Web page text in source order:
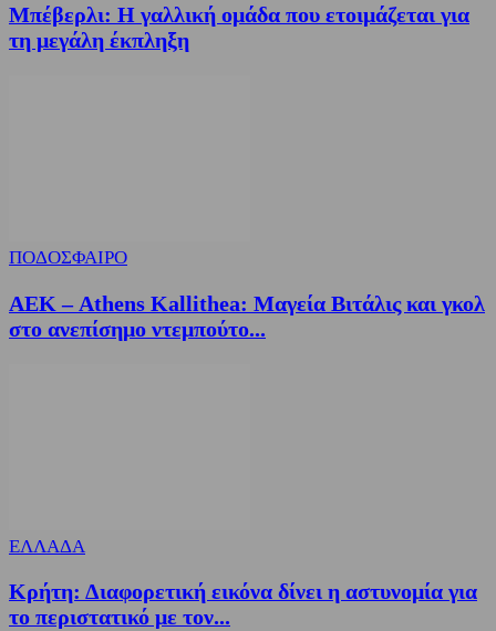
Μπέβερλι: Η γαλλική ομάδα που ετοιμάζεται για
τη μεγάλη έκπληξη
ΠΟΔΟΣΦΑΙΡΟ
ΑΕΚ – Athens Kallithea: Μαγεία Βιτάλις και γκολ
στο ανεπίσημο ντεμπούτο...
ΕΛΛΑΔΑ
Κρήτη: Διαφορετική εικόνα δίνει η αστυνομία για
το περιστατικό με τον...